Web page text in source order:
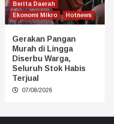
Berita Daerah
Ekonomi Mikro
Hotnews
Gerakan Pangan
Murah di Lingga
Diserbu Warga,
Seluruh Stok Habis
Terjual
07/08/2026